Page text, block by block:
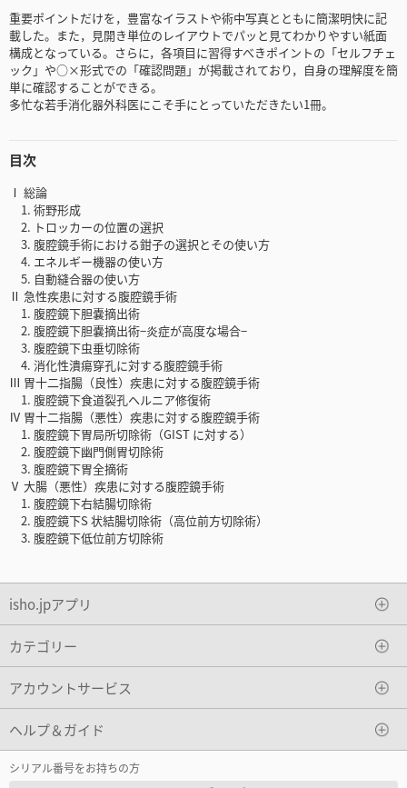
重要ポイントだけを，豊富なイラストや術中写真とともに簡潔明快に記
載した。また，見開き単位のレイアウトでパッと見てわかりやすい紙面
構成となっている。さらに，各項目に習得すべきポイントの「セルフチェ
ック」や○×形式での「確認問題」が掲載されており，自身の理解度を簡
単に確認することができる。
多忙な若手消化器外科医にこそ手にとっていただきたい1冊。
目次
Ⅰ 総論
1. 術野形成
2. トロッカーの位置の選択
3. 腹腔鏡手術における鉗子の選択とその使い方
4. エネルギー機器の使い方
5. 自動縫合器の使い方
Ⅱ 急性疾患に対する腹腔鏡手術
1. 腹腔鏡下胆嚢摘出術
2. 腹腔鏡下胆嚢摘出術−炎症が高度な場合−
3. 腹腔鏡下虫垂切除術
4. 消化性潰瘍穿孔に対する腹腔鏡手術
Ⅲ 胃十二指腸（良性）疾患に対する腹腔鏡手術
1. 腹腔鏡下食道裂孔ヘルニア修復術
Ⅳ 胃十二指腸（悪性）疾患に対する腹腔鏡手術
1. 腹腔鏡下胃局所切除術（GIST に対する）
2. 腹腔鏡下幽門側胃切除術
3. 腹腔鏡下胃全摘術
Ⅴ 大腸（悪性）疾患に対する腹腔鏡手術
1. 腹腔鏡下右結腸切除術
2. 腹腔鏡下S 状結腸切除術（高位前方切除術）
3. 腹腔鏡下低位前方切除術
isho.jpアプリ
カテゴリー
アカウントサービス
ヘルプ＆ガイド
シリアル番号をお持ちの方